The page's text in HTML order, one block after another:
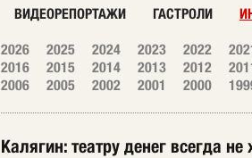
ВИДЕОРЕПОРТАЖИ ГАСТРОЛИ
2026 2025 2024 2023 2022
2016
2015 2014 2013 2012
2006
2005 2002 2001 2000
Калягин: театру денег всегда не